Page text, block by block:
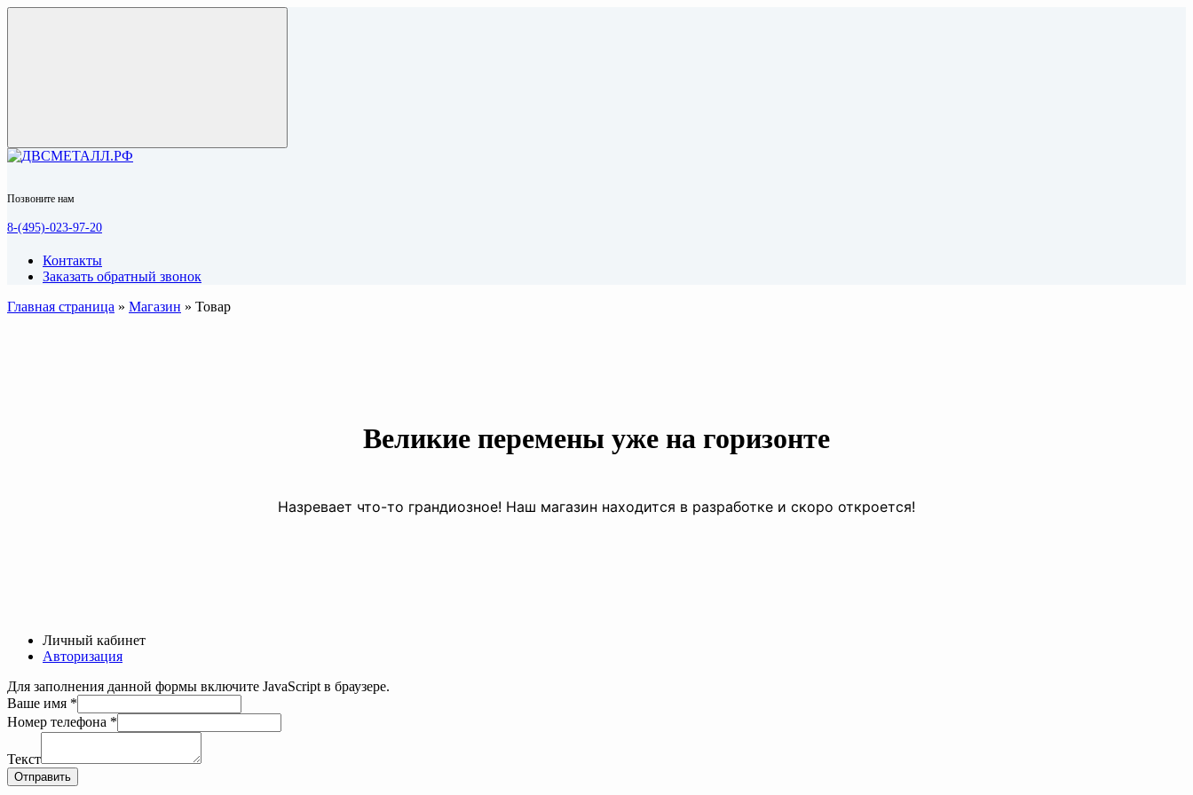
Позвоните нам
8-(495)-023-97-20
Контакты
Заказать обратный звонок
Главная страница » Магазин » Товар
Великие перемены уже на горизонте
Назревает что-то грандиозное! Наш магазин находится в разработке и скоро откроется!
Личный кабинет
Авторизация
Для заполнения данной формы включите JavaScript в браузере.
Ваше имя *
Номер телефона *
телефона
имя
Текст
Отправить